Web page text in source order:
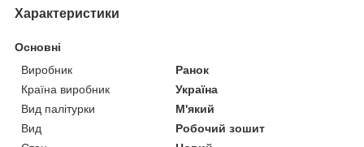
Характеристики
Основні
Виробник
Ранок
Країна виробник
Україна
Вид палітурки
М'який
Вид
Робочий зошит